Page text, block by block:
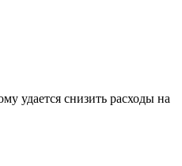
удается снизить расходы на